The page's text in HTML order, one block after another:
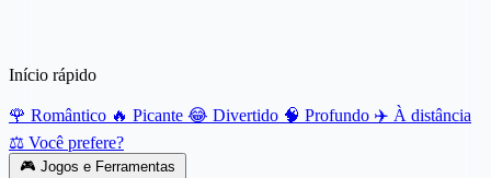
Início rápido
🌹 Romântico 🔥 Picante 😂 Divertido 🧠 Profundo ✈️ À distância
⚖️ Você prefere?
🎮 Jogos e Ferramentas